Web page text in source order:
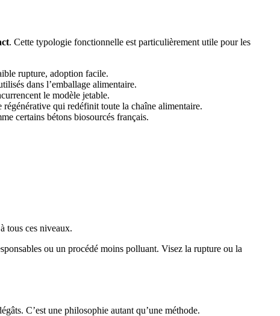
. Cette typologie fonctionnelle est particulièrement utile pour les
rupture, adoption facile.
dans l’emballage alimentaire.
le modèle jetable.
qui redéfinit toute la chaîne alimentaire.
certains bétons biosourcés français.
tous ces niveaux.
ou un procédé moins polluant. Visez la rupture ou la
C’est une philosophie autant qu’une méthode.